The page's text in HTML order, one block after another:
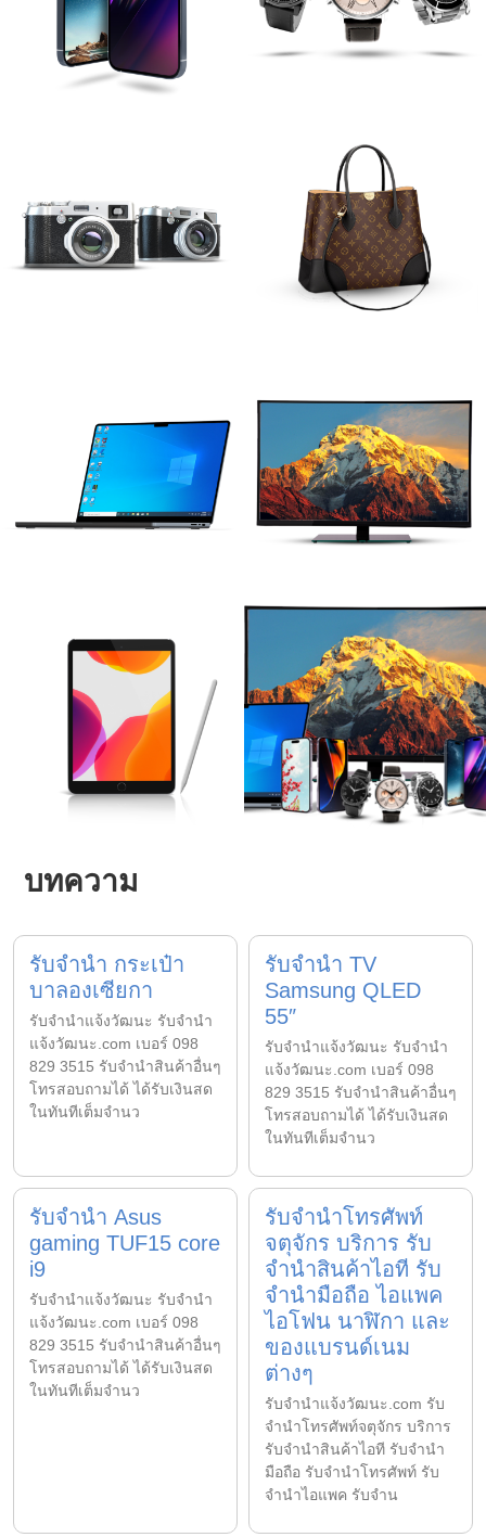
บทความ
รับจำนำ กระเป๋า
บาลองเซียกา
รับจํานําแจ้งวัฒนะ รับจํานํา
แจ้งวัฒนะ.com เบอร์ 098
829 3515 รับจำนำสินค้าอื่นๆ
โทรสอบถามได้ ได้รับเงินสด
ในทันทีเต็มจำนว
รับจำนำ TV
Samsung QLED
55″
รับจํานําแจ้งวัฒนะ รับจํานํา
แจ้งวัฒนะ.com เบอร์ 098
829 3515 รับจำนำสินค้าอื่นๆ
โทรสอบถามได้ ได้รับเงินสด
ในทันทีเต็มจำนว
รับจำนำ Asus
gaming TUF15 core
i9
รับจํานําแจ้งวัฒนะ รับจํานํา
แจ้งวัฒนะ.com เบอร์ 098
829 3515 รับจำนำสินค้าอื่นๆ
โทรสอบถามได้ ได้รับเงินสด
ในทันทีเต็มจำนว
รับจำนำโทรศัพท์
จตุจักร บริการ รับ
จำนำสินค้าไอที รับ
จำนำมือถือ ไอแพค
ไอโฟน นาฬิกา และ
ของแบรนด์เนม
ต่างๆ
รับจํานําแจ้งวัฒนะ.com รับ
จำนำโทรศัพท์จตุจักร บริการ
รับจำนำสินค้าไอที รับจำนำ
มือถือ รับจำนำโทรศัพท์ รับ
จำนำไอแพค รับจำน